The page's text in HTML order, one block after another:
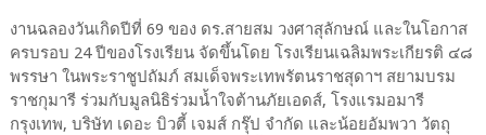
งานฉลองวันเกิดปีที่ 69 ของ ดร.สายสม วงศาสุลักษณ์ และในโอกาส
ครบรอบ 24 ปีของโรงเรียน จัดขึ้นโดย โรงเรียนเฉลิมพระเกียรติ ๔๘
พรรษา ในพระราชูปถัมภ์ สมเด็จพระเทพรัตนราชสุดาฯ สยามบรม
ราชกุมารี ร่วมกับมูลนิธิร่วมน้ำใจต้านภัยเอดส์, โรงแรมอมารี
กรุงเทพ, บริษัท เดอะ บิวตี้ เจมส์ กรุ๊ป จำกัด และน้อยอัมพวา วัตถุ